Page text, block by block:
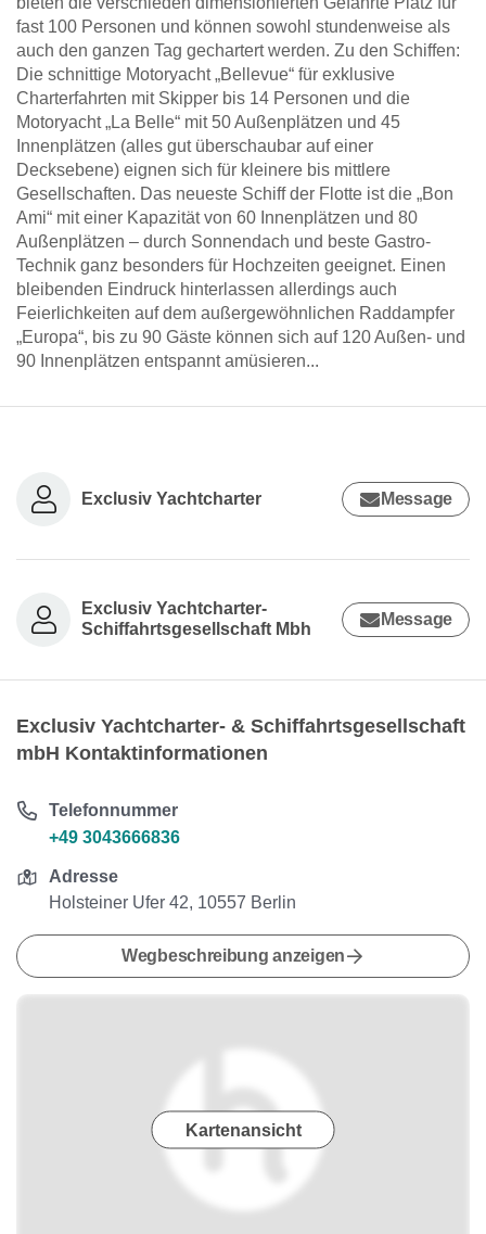
fast 100 Personen und können sowohl stundenweise als
auch den ganzen Tag gechartert werden. Zu den Schiffen:
Die schnittige Motoryacht „Bellevue“ für exklusive
Charterfahrten mit Skipper bis 14 Personen und die
Motoryacht „La Belle“ mit 50 Außenplätzen und 45
Innenplätzen (alles gut überschaubar auf einer
Decksebene) eignen sich für kleinere bis mittlere
Gesellschaften. Das neueste Schiff der Flotte ist die „Bon
Ami“ mit einer Kapazität von 60 Innenplätzen und 80
Außenplätzen – durch Sonnendach und beste Gastro-
Technik ganz besonders für Hochzeiten geeignet. Einen
bleibenden Eindruck hinterlassen allerdings auch
Feierlichkeiten auf dem außergewöhnlichen Raddampfer
„Europa“, bis zu 90 Gäste können sich auf 120 Außen- und
90 Innenplätzen entspannt amüsieren...
Exclusiv Yachtcharter Message
Exclusiv Yachtcharter-
Schiffahrtsgesellschaft Mbh
Message
Exclusiv Yachtcharter- & Schiffahrtsgesellschaft
mbH Kontaktinformationen
Telefonnummer
+49 3043666836
Adresse
Holsteiner Ufer 42, 10557 Berlin
Wegbeschreibung anzeigen
Kartenansicht